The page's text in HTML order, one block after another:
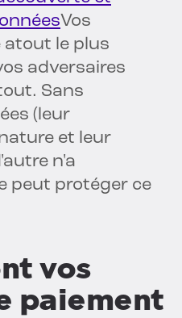
Vos
atout le plus
adversaires
Sans
(leur
et leur
n'a
peut protéger ce
vos
paiement